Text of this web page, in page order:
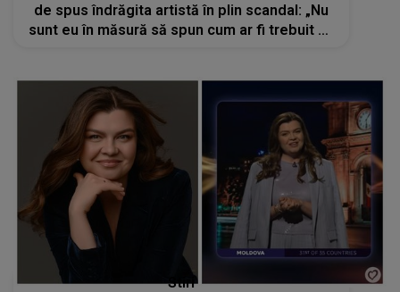
de spus îndrăgita artistă în plin scandal: „Nu
sunt eu în măsură să spun cum ar fi trebuit să
Stiri